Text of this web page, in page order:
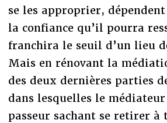
se les approprier,
la confiance qu’il pourra
franchira le seuil d’un lieu
Mais en rénovant la
des deux dernières parties
dans lesquelles le
passeur sachant se retirer à